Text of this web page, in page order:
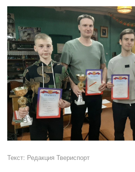
Текст: Редакция Твериспорт